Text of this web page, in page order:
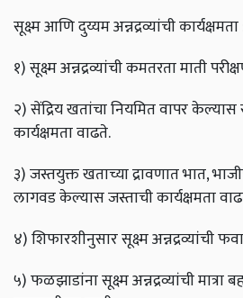
सूक्ष्म आणि दुय्यम अन्नद्रव्यांची कार्यक्षमता
१) सूक्ष्म अन्नद्रव्यांची कमतरता माती
२) सेंद्रिय खतांचा नियमित वापर केल्यास
कार्यक्षमता वाढते.
३) जस्तयुक्त खताच्या द्रावणात भात,
लागवड केल्यास जस्ताची कार्यक्षमता
४) शिफारशीनुसार सूक्ष्म अन्नद्रव्यांची
५) फळझाडांना सूक्ष्म अन्नद्रव्यांची मात्रा